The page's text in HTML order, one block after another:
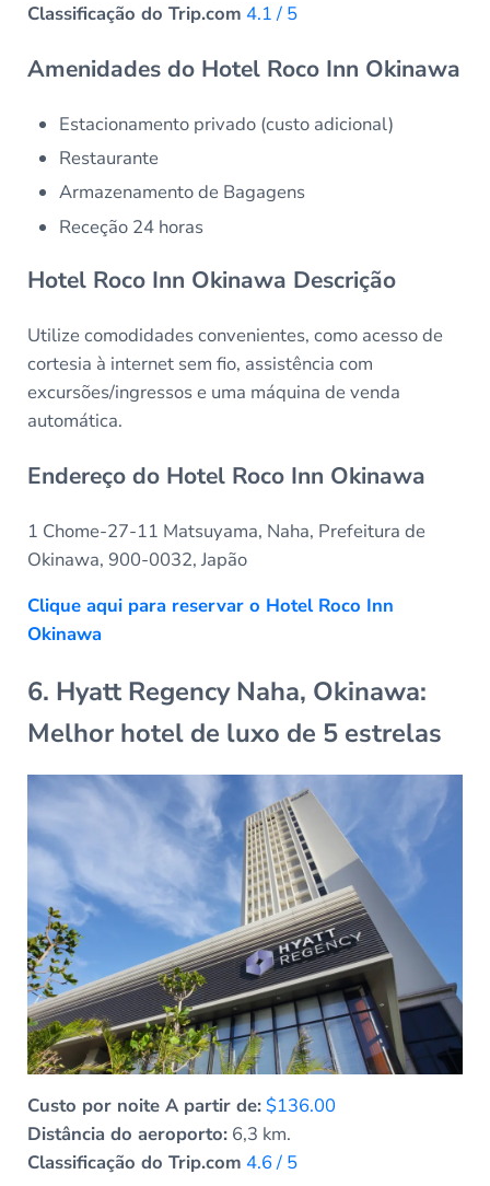
Classificação do Trip.com 4.1 / 5
Amenidades do Hotel Roco Inn Okinawa
Estacionamento privado (custo adicional)
Restaurante
Armazenamento de Bagagens
Receção 24 horas
Hotel Roco Inn Okinawa Descrição
Utilize comodidades convenientes, como acesso de
cortesia à internet sem fio, assistência com
excursões/ingressos e uma máquina de venda
automática.
Endereço do Hotel Roco Inn Okinawa
1 Chome-27-11 Matsuyama, Naha, Prefeitura de
Okinawa, 900-0032, Japão
Clique aqui para reservar o Hotel Roco Inn
Okinawa
6. Hyatt Regency Naha, Okinawa:
Melhor hotel de luxo de 5 estrelas
Custo por noite A partir de: $136.00
Distância do aeroporto:6,3 km.
Classificação do Trip.com 4.6 / 5